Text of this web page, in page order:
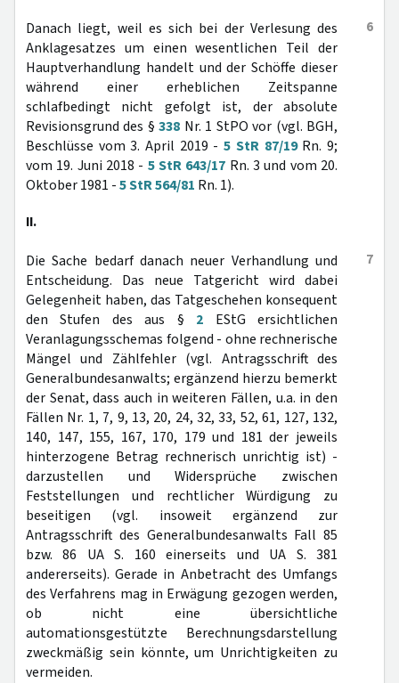
6
Danach liegt, weil es sich bei der Verlesung des
Anklagesatzes um einen wesentlichen Teil der
Hauptverhandlung handelt und der Schöffe dieser
während einer erheblichen Zeitspanne
schlafbedingt nicht gefolgt ist, der absolute
Revisionsgrund des §338 Nr. 1 StPO vor (vgl. BGH,
Beschlüsse vom 3. April 2019 -5 StR 87/19Rn. 9;
vom 19. Juni 2018 - 5 StR 643/17 Rn. 3 und vom 20.
Oktober 1981 -5 StR 564/81 Rn. 1).
II.
7
Die Sache bedarf danach neuer Verhandlung und
Entscheidung. Das neue Tatgericht wird dabei
Gelegenheit haben, das Tatgeschehen konsequent
den Stufen des aus § 2 EStG ersichtlichen
Veranlagungsschemas folgend - ohne rechnerische
Mängel und Zählfehler (vgl. Antragsschrift des
Generalbundesanwalts; ergänzend hierzu bemerkt
der Senat, dass auch in weiteren Fällen, u.a. in den
Fällen Nr. 1, 7, 9, 13, 20, 24, 32, 33, 52, 61, 127, 132,
140, 147, 155, 167, 170, 179 und 181 der jeweils
hinterzogene Betrag rechnerisch unrichtig ist) -
darzustellen und Widersprüche zwischen
Feststellungen und rechtlicher Würdigung zu
beseitigen (vgl. insoweit ergänzend zur
Antragsschrift des Generalbundesanwalts Fall 85
bzw. 86 UA S. 160 einerseits und UA S. 381
andererseits). Gerade in Anbetracht des Umfangs
des Verfahrens mag in Erwägung gezogen werden,
ob nicht eine übersichtliche
automationsgestützte Berechnungsdarstellung
zweckmäßig sein könnte, um Unrichtigkeiten zu
vermeiden.